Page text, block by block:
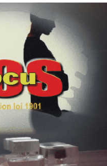
est le soutien aux victimes d'adultère.
pour traverser une situation